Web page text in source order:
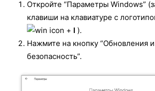
Откройте “Параметры Windows”
клавиши на клавиатуре с
+ I ).
Нажмите на кнопку “Обновления и
безопасность”.